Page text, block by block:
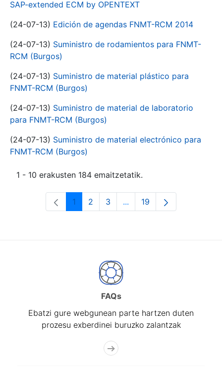
SAP-extended ECM by OPENTEXT
(24-07-13) Edición de agendas FNMT-RCM 2014
(24-07-13) Suministro de rodamientos para FNMT-
RCM (Burgos)
(24-07-13) Suministro de material plástico para
FNMT-RCM (Burgos)
(24-07-13) Suministro de material de laboratorio
para FNMT-RCM (Burgos)
(24-07-13) Suministro de material electrónico para
FNMT-RCM (Burgos)
1 - 10 erakusten 184 emaitzetatik.
Orrialdea
1 Orrialdea
2 Orrialdea
3 ...Intermediate Pages Use
Orrialdea
19
FAQs
Ebatzi gure webgunean parte hartzen duten
prozesu exberdinei buruzko zalantzak